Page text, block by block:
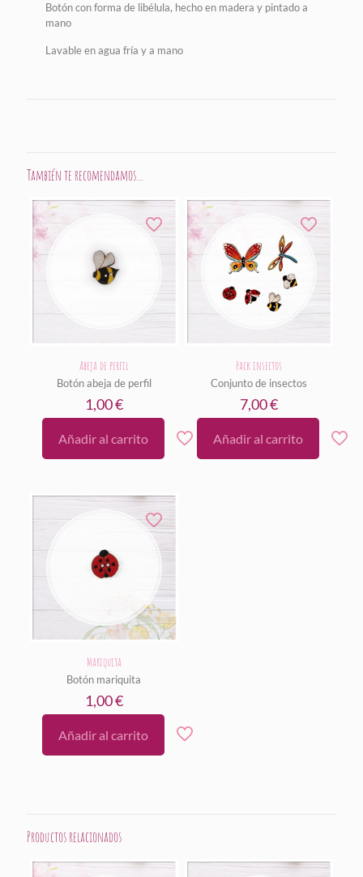
Botón con forma de libélula, hecho en madera y pintado a
mano
Lavable en agua fría y a mano
También te recomendamos…
Abeja de perfil
Botón abeja de perfil
1,00€
Añadir al carrito
Pack insectos
Conjunto de insectos
7,00€
Añadir al carrito
Mariquita
Botón mariquita
1,00€
Añadir al carrito
Productos relacionados